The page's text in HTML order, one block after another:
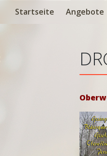
Startseite Angebote